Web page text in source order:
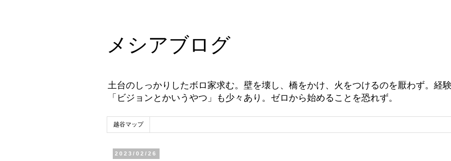
メシアブログ
土台のしっかりしたボロ家求む。壁を壊し、橋をかけ、火をつけるのを厭わず。経
「ビジョンとかいうやつ」も少々あり。ゼロから始めることを恐れず。
越谷マップ
2023/02/26